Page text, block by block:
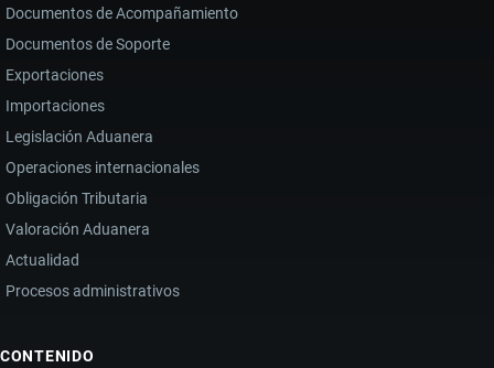
Documentos de Acompañamiento
Documentos de Soporte
Exportaciones
Importaciones
Legislación Aduanera
Operaciones internacionales
Obligación Tributaria
Valoración Aduanera
Actualidad
Procesos administrativos
CONTENIDO